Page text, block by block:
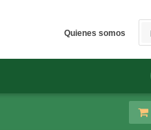
Quienes somos